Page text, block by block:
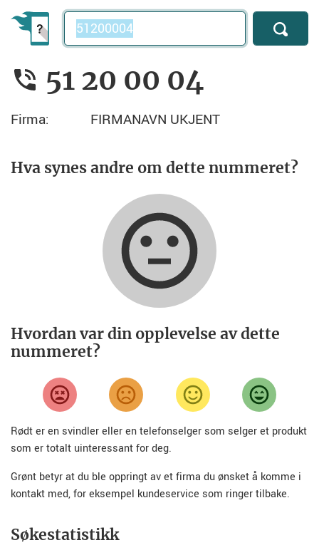
Telefonnummer
51 20 00 04
Firma: FIRMANAVN UKJENT
Hva synes andre om dette nummeret?
Hvordan var din opplevelse av dette
nummeret?
Rødt er en svindler eller en telefonselger som selger et produkt
som er totalt uinteressant for deg.
Grønt betyr at du ble oppringt av et firma du ønsket å komme i
kontakt med, for eksempel kundeservice som ringer tilbake.
Søkestatistikk